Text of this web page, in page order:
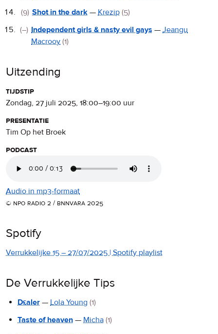
(9) Shot in the dark — Krezip (5)
(–) Independent girls & nasty evil gays —Jeangu
Macrooy (1)
Uitzending
tijdstip
zondag, 27 juli 2025, 18:00–19:00 uur
presentatie
Tim Op het Broek
podcast
Audio in mp3-formaat
© npo radio 2 / bnnvara 2025
Spotify
Verrukkelijke 15 – 27/07/2025 | Spotify playlist
De Verrukkelijke Tips
D£aler — Lola Young (1)
Taste of heaven — Micha (1)